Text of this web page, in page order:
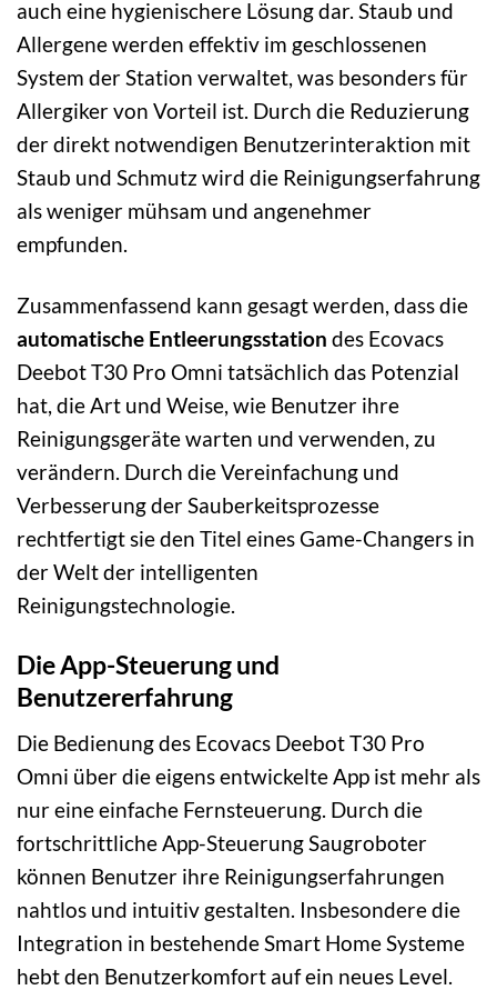
auch eine hygienischere Lösung dar. Staub und
Allergene werden effektiv im geschlossenen
System der Station verwaltet, was besonders für
Allergiker von Vorteil ist. Durch die Reduzierung
der direkt notwendigen Benutzerinteraktion mit
Staub und Schmutz wird die Reinigungserfahrung
als weniger mühsam und angenehmer
empfunden.
Zusammenfassend kann gesagt werden, dass die
automatische Entleerungsstation des Ecovacs
Deebot T30 Pro Omni tatsächlich das Potenzial
hat, die Art und Weise, wie Benutzer ihre
Reinigungsgeräte warten und verwenden, zu
verändern. Durch die Vereinfachung und
Verbesserung der Sauberkeitsprozesse
rechtfertigt sie den Titel eines Game-Changers in
der Welt der intelligenten
Reinigungstechnologie.
Die App-Steuerung und
Benutzererfahrung
Die Bedienung des Ecovacs Deebot T30 Pro
Omni über die eigens entwickelte App ist mehr als
nur eine einfache Fernsteuerung. Durch die
fortschrittliche App-Steuerung Saugroboter
können Benutzer ihre Reinigungserfahrungen
nahtlos und intuitiv gestalten. Insbesondere die
Integration in bestehende Smart Home Systeme
hebt den Benutzerkomfort auf ein neues Level.